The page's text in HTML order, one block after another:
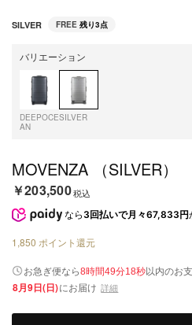
SILVER FREE 残り3点
バリエーション
DEEPOCE
AN
SILVER
MOVENZA （SILVER）
￥203,500税込
なら 3回払いで月々67,833円
1,850 ポイント還元
お急ぎ便なら8時間49分18秒以内のお
8月9日(日)にお届け 詳細